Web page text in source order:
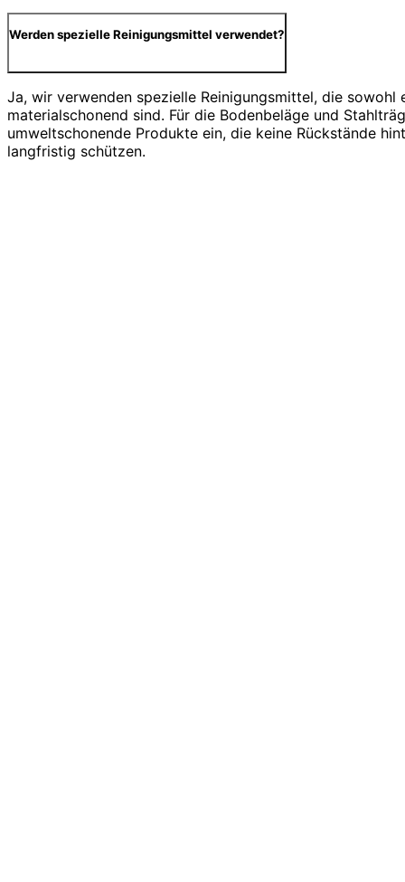
Werden spezielle Reinigungsmittel verwendet?
Ja, wir verwenden spezielle Reinigungsmittel, die sowohl
materialschonend sind. Für die Bodenbeläge und
umweltschonende Produkte ein, die keine Rückstände
langfristig schützen.